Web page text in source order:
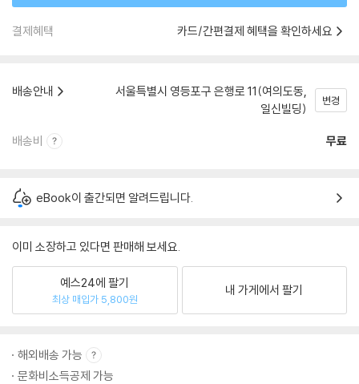
결제혜택 카드/간편결제 혜택을 확인하세요
배송안내
서울특별시 영등포구 은행로 11(여의도동,
일신빌딩)
변경
배송비 무료
eBook이 출간되면 알려드립니다.
이미 소장하고 있다면 판매해 보세요.
예스24에 팔기
최상 매입가 5,800원
내 가게에서 팔기
해외배송 가능
문화비소득공제 가능